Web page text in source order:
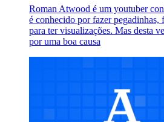
Roman Atwood é um youtuber
é conhecido por fazer
para ter visualizações. Mas desta
por uma boa causa